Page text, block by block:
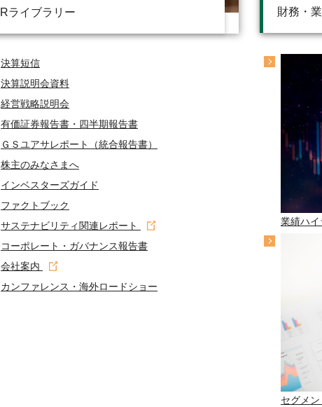
IRライブラリー
決算短信
決算説明会資料
経営戦略説明会
有価証券報告書・四半期報告書
ＧＳユアサレポート（統合報告書）
株主のみなさまへ
インベスターズガイド
ファクトブック
サステナビリティ関連レポート
コーポレート・ガバナンス報告書
会社案内
カンファレンス・海外ロードショー
財務・
業績ハイ
セグメ